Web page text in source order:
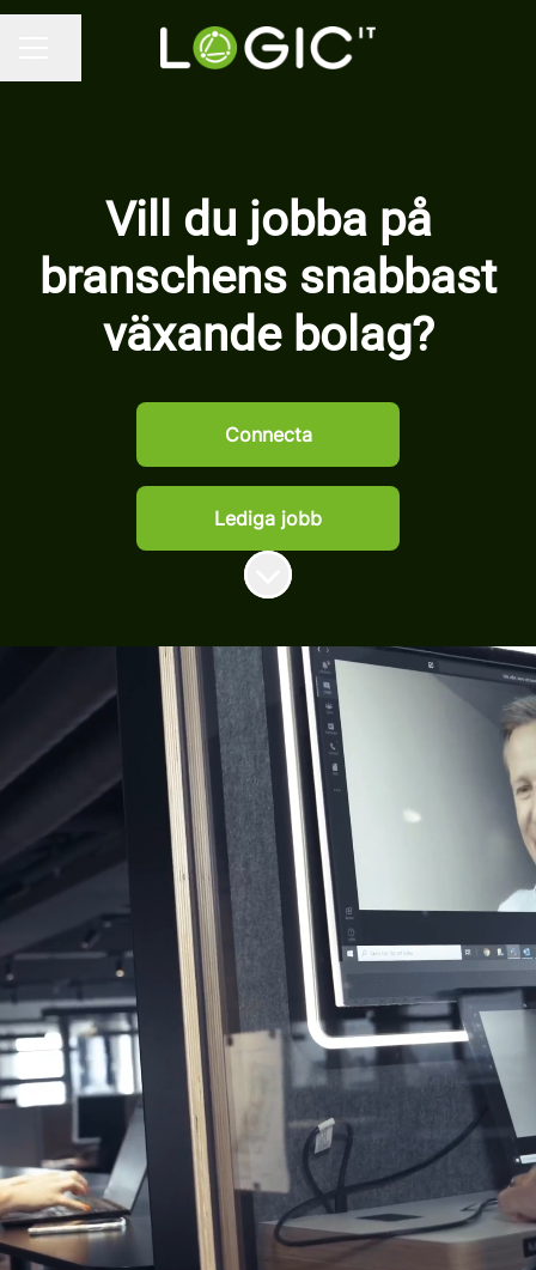
Vill du jobba på
branschens snabbast
växande bolag?
Connecta
Lediga jobb
Skrolla för mer innehåll
Experter på digitala
mötesupplevelser
Vi på Logic IT är experter på att hjälpa
företag och organisationer att skapa
förutsättningar för professionella
digitala mötesupplevelser, oavsett var
medarbetarna befinner sig.
Hos oss möter du ett team i världsklass
som alla är specialister inom sina
områden. Vi letar alltid efter nya stjärnor
till vårt team, så spana in våra lediga
tjänster nedan och sök direkt om du
hittar nåt som passar dig!